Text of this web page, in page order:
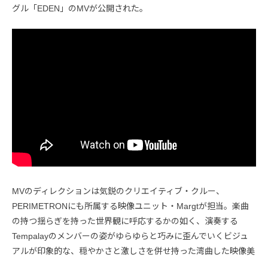
グル「EDEN」のMVが公開された。
MVのディレクションは気鋭のクリエイティブ・クルー、
PERIMETRONにも所属する映像ユニット・Margtが担当。楽曲
の持つ揺らぎを持った世界観に呼応するかの如く、演奏する
Tempalayのメンバーの姿がゆらゆらと巧みに歪んでいくビジュ
アルが印象的な、穏やかさと激しさを併せ持った湾曲した映像美